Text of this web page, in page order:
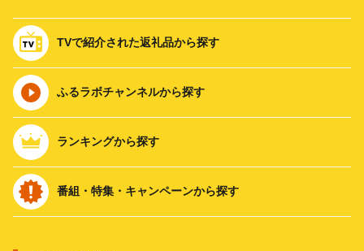
TVで紹介された返礼品から探す
ふるラボチャンネルから探す
ランキングから探す
番組・特集・キャンペーンから探す